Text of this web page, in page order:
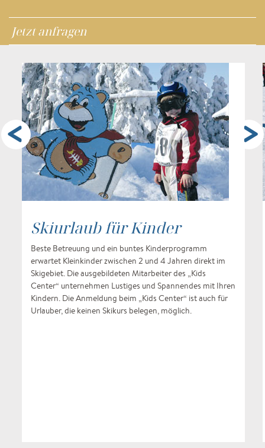
Jetzt anfragen
<
Skiurlaub für Kinder
Beste Betreuung und ein buntes Kinderprogramm
erwartet Kleinkinder zwischen 2 und 4 Jahren direkt im
Skigebiet. Die ausgebildeten Mitarbeiter des „Kids
Center“ unternehmen Lustiges und Spannendes mit Ihren
Kindern. Die Anmeldung beim „Kids Center“ ist auch für
Urlauber, die keinen Skikurs belegen, möglich.
>